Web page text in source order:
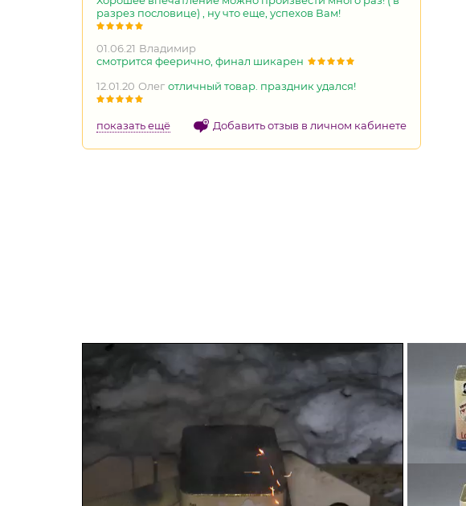
разрез пословице) , ну что еще, успехов Вам!
01.06.21 Владимир
смотрится феерично, финал шикарен
12.01.20 Олег отличный товар. праздник удался!
показать ещё Добавить отзыв в личном кабинете